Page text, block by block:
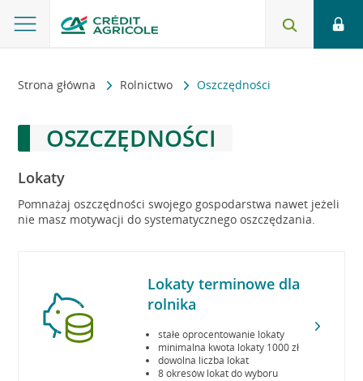
Strona główna Rolnictwo Oszczędności
OSZCZĘDNOŚCI
Lokaty
Pomnażaj oszczędności swojego gospodarstwa nawet jeżeli
nie masz motywacji do systematycznego oszczędzania.
Lokaty terminowe dla
rolnika
stałe oprocentowanie lokaty
minimalna kwota lokaty 1000 zł
dowolna liczba lokat
8 okresów lokat do wyboru